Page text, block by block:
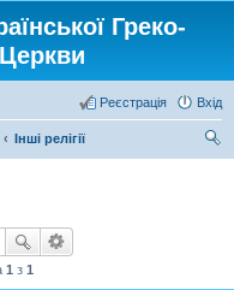
Греко-
Вхід
Реєстрація
Інші релігії
1 з 1